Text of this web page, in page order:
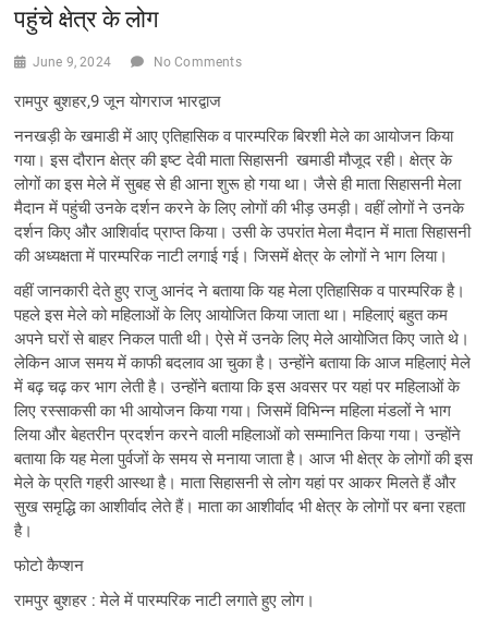
पहुंचे क्षेत्र के लोग
June 9, 2024 No Comments
रामपुर बुशहर,9 जून योगराज भारद्वाज
ननखड़ी के खमाडी में आए एतिहासिक व पारम्परिक बिरशी मेले का आयोजन किया
गया। इस दौरान क्षेत्र की इष्ट देवी माता सिहासनी खमाडी मौजूद रही। क्षेत्र के
लोगों का इस मेले में सुबह से ही आना शुरू हो गया था। जैसे ही माता सिहासनी मेला
मैदान में पहुंची उनके दर्शन करने के लिए लोगों की भीड़ उमड़ी। वहीं लोगों ने उनके
दर्शन किए और आशिर्वाद प्राप्त किया। उसी के उपरांत मेला मैदान में माता सिहासनी
की अध्यक्षता में पारम्परिक नाटी लगाई गई। जिसमें क्षेत्र के लोगों ने भाग लिया।
वहीं जानकारी देते हुए राजु आनंद ने बताया कि यह मेला एतिहासिक व पारम्परिक है।
पहले इस मेले को महिलाओं के लिए आयोजित किया जाता था। महिलाएं बहुत कम
अपने घरों से बाहर निकल पाती थी। ऐसे में उनके लिए मेले आयोजित किए जाते थे।
लेकिन आज समय में काफी बदलाव आ चुका है। उन्होंने बताया कि आज महिलाएं मेले
में बढ़ चढ़ कर भाग लेती है। उन्होंने बताया कि इस अवसर पर यहां पर महिलाओं के
लिए रस्साकसी का भी आयोजन किया गया। जिसमें विभिन्न महिला मंडलों ने भाग
लिया और बेहतरीन प्रदर्शन करने वाली महिलाओं को सम्मानित किया गया। उन्होंने
बताया कि यह मेला पुर्वजों के समय से मनाया जाता है। आज भी क्षेत्र के लोगों की इस
मेले के प्रति गहरी आस्था है। माता सिहासनी से लोग यहां पर आकर मिलते हैं और
सुख समृद्धि का आशीर्वाद लेते हैं। माता का आशीर्वाद भी क्षेत्र के लोगों पर बना रहता
है।
फोटो कैप्शन
रामपुर बुशहर : मेले में पारम्परिक नाटी लगाते हुए लोग।